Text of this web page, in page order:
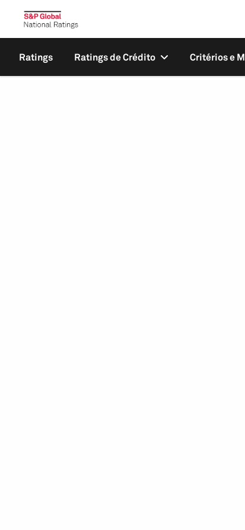
Ratings Ratings de Crédito Critérios e